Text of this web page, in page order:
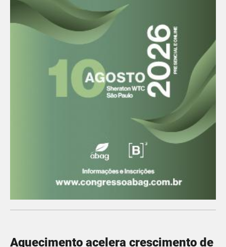
Aquecimento acelera crescimento de